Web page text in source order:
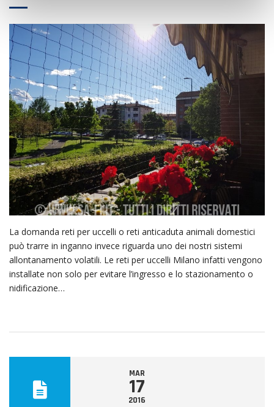
La domanda reti per uccelli o reti anticaduta animali domestici
può trarre in inganno invece riguarda uno dei nostri sistemi
allontanamento volatili. Le reti per uccelli Milano infatti vengono
installate non solo per evitare l’ingresso e lo stazionamento o
nidificazione…
MAR
17
2016